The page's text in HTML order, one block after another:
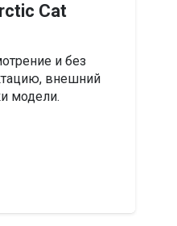
Cat
и без
внешний
модели.